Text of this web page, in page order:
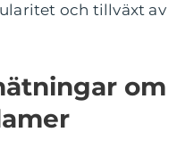
och tillväxt av
om